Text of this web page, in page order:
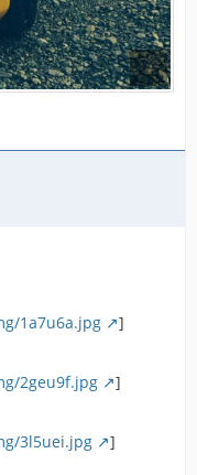
1a7u6a.jpg
]
2geu9f.jpg
]
3l5uei.jpg ]